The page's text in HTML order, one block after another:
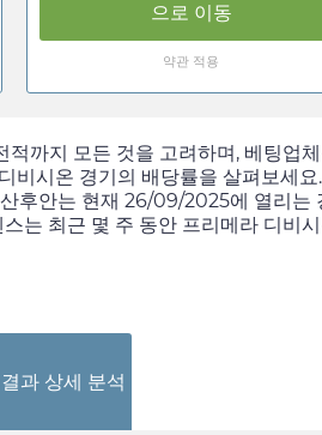
으로 이동
약관 적용
까지 모든 것을 고려하며, 베팅업
비시온 경기의 배당률을 살펴보세요.
후안는 현재 26/09/2025에 열리는
는 최근 몇 주 동안 프리메라 디비
과 상세 분석